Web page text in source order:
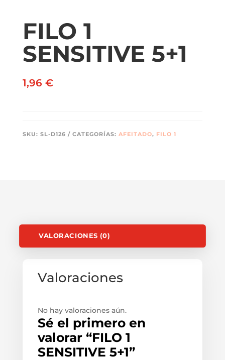
FILO 1
SENSITIVE 5+1
1,96 €
SKU: SL-D126 CATEGORÍAS: AFEITADO, FILO 1
VALORACIONES (0)
Valoraciones
No hay valoraciones aún.
Sé el primero en
valorar “FILO 1
SENSITIVE 5+1”